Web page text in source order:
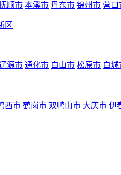
顺市 本溪市 丹东市 锦州市 营口
区
源市 通化市 白山市 松原市 白城
西市 鹤岗市 双鸭山市 大庆市 伊